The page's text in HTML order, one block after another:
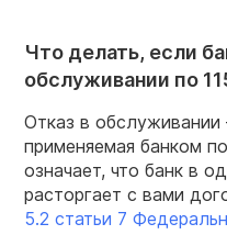
Что делать, если
обслуживании по
Отказ в
применяемая банком
означает, что банк в
расторгает с вами
5.2 статьи 7